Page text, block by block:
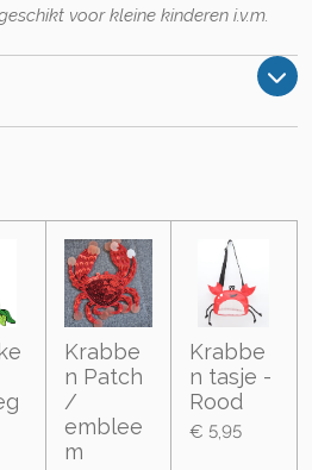
voor kleine kinderen i.v.m.
Krabbe
n Patch
/
emblee
m
Krabbe
n tasje -
Rood
€ 5,95